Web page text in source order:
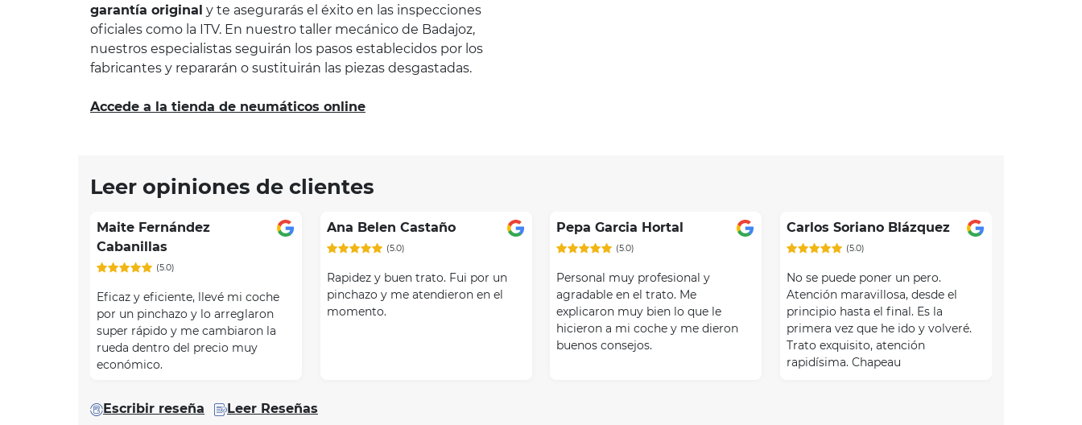
garantía original y te asegurarás el éxito en las inspecciones
oficiales como la ITV. En nuestro taller mecánico de Badajoz,
nuestros especialistas seguirán los pasos establecidos por los
fabricantes y repararán o sustituirán las piezas desgastadas.
Accede a la tienda de neumáticos online
of
Leer opiniones de clientes
Maite Fernández
Cabanillas
(5.0)
Eficaz y eficiente, llevé mi coche
por un pinchazo y lo arreglaron
super rápido y me cambiaron la
rueda dentro del precio muy
económico.
Ana Belen Castaño
(5.0)
Rapidez y buen trato. Fui por un
pinchazo y me atendieron en el
momento.
Pepa Garcia Hortal
(5.0)
Personal muy profesional y
agradable en el trato. Me
explicaron muy bien lo que le
hicieron a mi coche y me dieron
buenos consejos.
Carlos Soriano Blázquez
(5.0)
No se puede poner un pero.
Atención maravillosa, desde el
principio hasta el final. Es la
primera vez que he ido y volveré.
Trato exquisito, atención
rapidísima. Chapeau
Escribir reseña Leer Reseñas